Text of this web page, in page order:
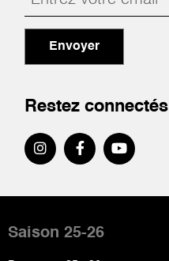
Envoyer
Restez connectés
de
Saison 25-26